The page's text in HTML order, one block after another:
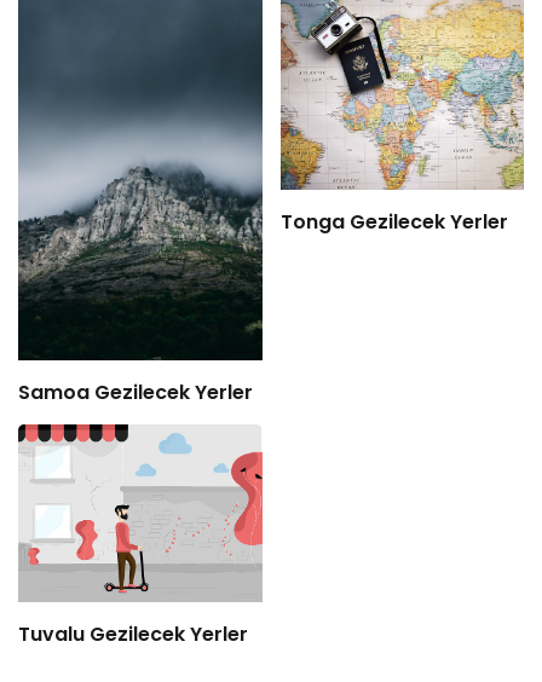
Samoa Gezilecek Yerler
Tonga Gezilecek Yerler
Tuvalu Gezilecek Yerler